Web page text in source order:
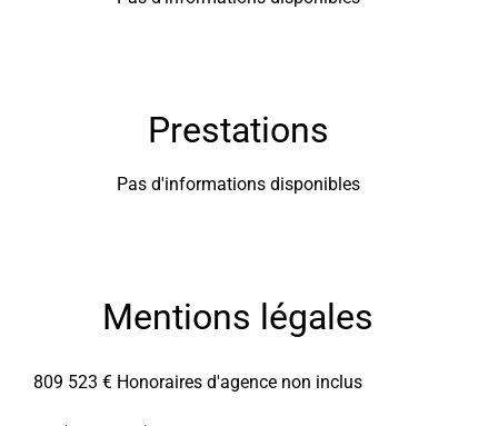
Prestations
Pas d'informations disponibles
Mentions légales
809 523 € Honoraires d'agence non inclus